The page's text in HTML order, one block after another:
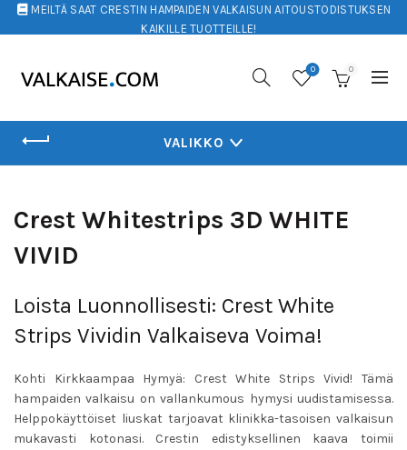
MEILTÄ SAAT CRESTIN HAMPAIDEN VALKAISUN AITOUSTODISTUKSEN
KAIKILLE TUOTTEILLE!
0 0
VALIKKO
Crest Whitestrips 3D WHITE
VIVID
Loista Luonnollisesti: Crest White
Strips Vividin Valkaiseva Voima!
Kohti Kirkkaampaa Hymyä: Crest White Strips Vivid! Tämä
hampaiden valkaisu on vallankumous hymysi uudistamisessa.
Helppokäyttöiset liuskat tarjoavat klinikka-tasoisen valkaisun
mukavasti kotonasi. Crestin edistyksellinen kaava toimii